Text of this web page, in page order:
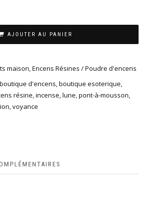
AJOUTER AU PANIER
maison,Encens Résines / Poudre d'encens
boutique d'encens,boutique esoterique,
résine,incense,lune,pont-à-mousson,
,voyance